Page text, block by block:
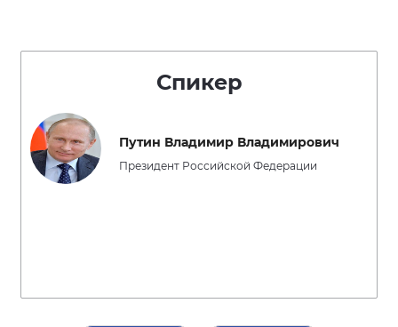
Спикер
Путин Владимир Владимирович
Президент Российской Федерации